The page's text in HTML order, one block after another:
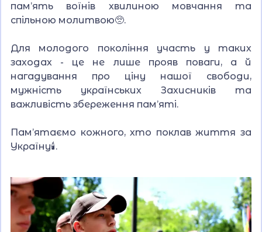
пам’ять воїнів хвилиною мовчання та
спільною молитвою🥺.
Для молодого покоління участь у таких
заходах - це не лише прояв поваги, а й
нагадування про ціну нашої свободи,
мужність українських Захисників та
важливість збереження пам’яті.
Пам’ятаємо кожного, хто поклав життя за
Україну🕯️.